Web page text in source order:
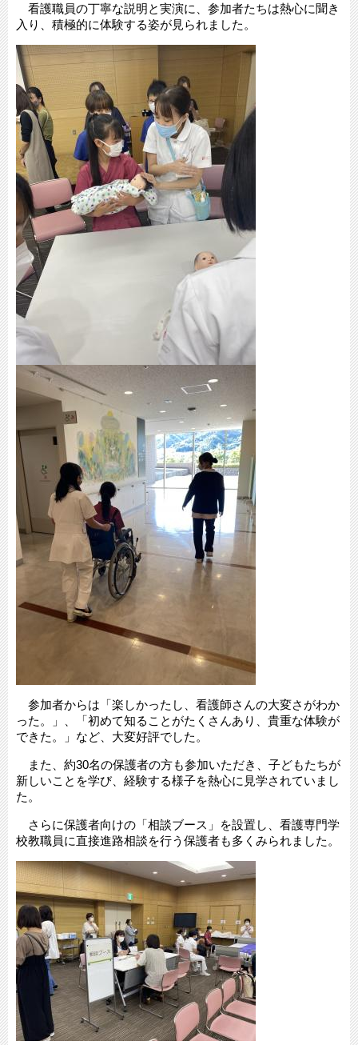
看護職員の丁寧な説明と実演に、参加者たちは熱心に聞き
入り、積極的に体験する姿が見られました。
参加者からは「楽しかったし、看護師さんの大変さがわか
った。」、「初めて知ることがたくさんあり、貴重な体験が
できた。」など、大変好評でした。
また、約30名の保護者の方も参加いただき、子どもたちが
新しいことを学び、経験する様子を熱心に見学されていまし
た。
さらに保護者向けの「相談ブース」を設置し、看護専門学
校教職員に直接進路相談を行う保護者も多くみられました。